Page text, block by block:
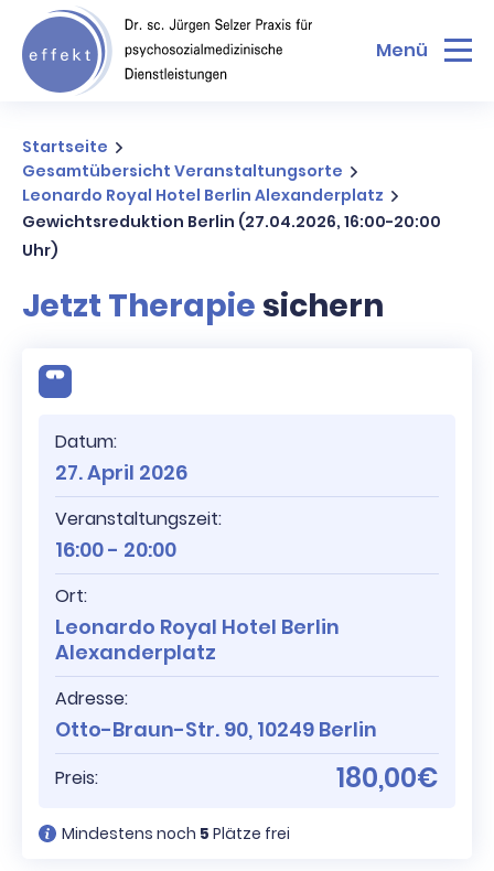
Menü
Startseite
Gesamtübersicht Veranstaltungsorte
Leonardo Royal Hotel Berlin Alexanderplatz
Gewichtsreduktion Berlin (27.04.2026, 16:00-20:00
Uhr)
Jetzt Therapie sichern
Datum:
27. April 2026
Veranstaltungszeit:
16:00 - 20:00
Ort:
Leonardo Royal Hotel Berlin
Alexanderplatz
Adresse:
Otto-Braun-Str. 90, 10249 Berlin
Preis: 180,00€
Mindestens noch 5 Plätze frei